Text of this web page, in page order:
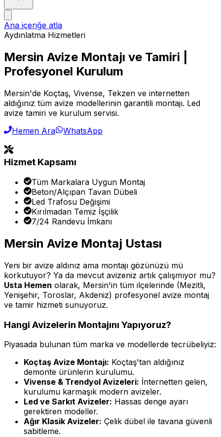
Ana içeriğe atla
Aydınlatma Hizmetleri
Mersin Avize Montajı ve Tamiri |
Profesyonel Kurulum
Mersin'de Koçtaş, Vivense, Tekzen ve internetten
aldığınız tüm avize modellerinin garantili montajı. Led
avize tamiri ve kurulum servisi.
Hemen Ara
WhatsApp
Hizmet Kapsamı
Tüm Markalara Uygun Montaj
Beton/Alçıpan Tavan Dübeli
Led Trafosu Değişimi
Kırılmadan Temiz İşçilik
7/24 Randevu İmkanı
Mersin Avize Montaj Ustası
Yeni bir avize aldınız ama montajı gözünüzü mü
korkutuyor? Ya da mevcut avizeniz artık çalışmıyor mu?
Usta Hemen olarak, Mersin'in tüm ilçelerinde (Mezitli,
Yenişehir, Toroslar, Akdeniz) profesyonel avize montaj
ve tamir hizmeti sunuyoruz.
Hangi Avizelerin Montajını Yapıyoruz?
Piyasada bulunan tüm marka ve modellerde tecrübeliyiz:
Koçtaş Avize Montajı: Koçtaş'tan aldığınız
demonte ürünlerin kurulumu.
Vivense & Trendyol Avizeleri: İnternetten gelen,
kurulumu karmaşık modern avizeler.
Led ve Sarkıt Avizeler: Hassas denge ayarı
gerektiren modeller.
Ağır Klasik Avizeler: Çelik dübel ile tavana güvenli
sabitleme.